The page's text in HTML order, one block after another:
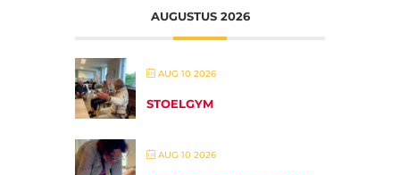
AUGUSTUS 2026
AUG 10 2026
STOELGYM
AUG 10 2026